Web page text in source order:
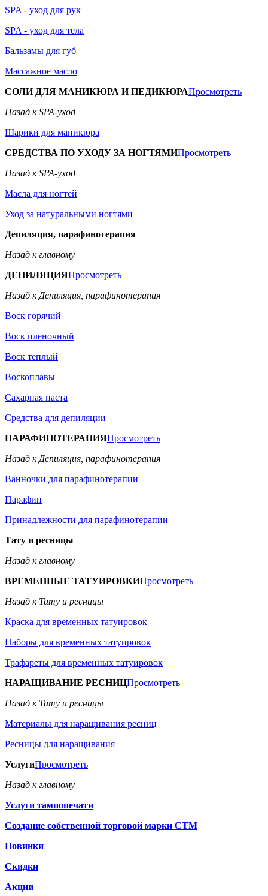
SPA - уход для рук
SPA - уход для тела
Бальзамы для губ
Массажное масло
СОЛИ ДЛЯ МАНИКЮРА И ПЕДИКЮРАПросмотреть
Назад к SPA-уход
Шарики для маникюра
СРЕДСТВА ПО УХОДУ ЗА НОГТЯМИПросмотреть
Назад к SPA-уход
Масла для ногтей
Уход за натуральными ногтями
Депиляция, парафинотерапия
Назад к главному
ДЕПИЛЯЦИЯПросмотреть
Назад к Депиляция, парафинотерапия
Воск горячий
Воск пленочный
Воск теплый
Воскоплавы
Сахарная паста
Средства для депиляции
ПАРАФИНОТЕРАПИЯПросмотреть
Назад к Депиляция, парафинотерапия
Ванночки для парафинотерапии
Парафин
Принадлежности для парафинотерапии
Тату и ресницы
Назад к главному
ВРЕМЕННЫЕ ТАТУИРОВКИПросмотреть
Назад к Тату и ресницы
Краска для временных татуировок
Наборы для временных татуировок
Трафареты для временных татуировок
НАРАЩИВАНИЕ РЕСНИЦПросмотреть
Назад к Тату и ресницы
Материалы для наращивания ресниц
Ресницы для наращивания
УслугиПросмотреть
Назад к главному
Услуги тампопечати
Создание собственной торговой марки СТМ
Новинки
Скидки
Акции